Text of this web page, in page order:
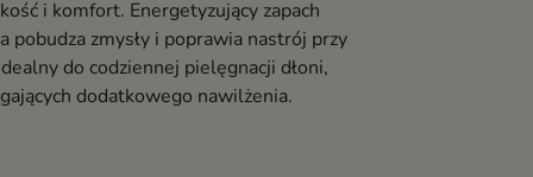
i komfort. Energetyzujący zapach
pobudza zmysły i poprawia nastrój przy
do codziennej pielęgnacji dłoni,
dodatkowego nawilżenia.